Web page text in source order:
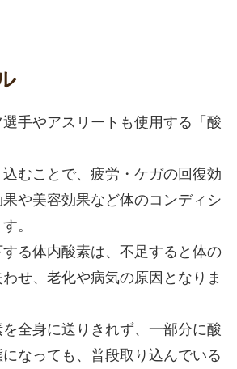
手やアスリートも使用する「酸
むことで、疲労・ケガの回復効
や美容効果など体のコンディシ
。
る体内酸素は、不足すると体の
せ、老化や病気の原因となりま
全身に送りきれず、一部分に酸
なっても、普段取り込んでいる